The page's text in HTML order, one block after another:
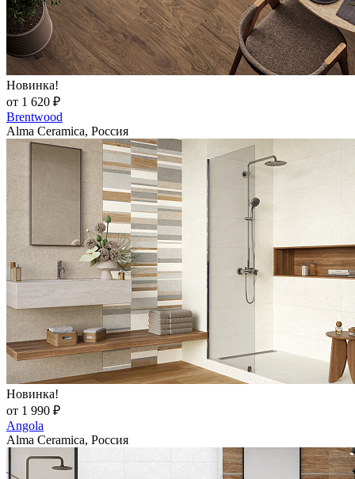
Новинка!
от 1 620 ₽
Brentwood
Alma Ceramica, Россия
Новинка!
от 1 990 ₽
Angola
Alma Ceramica, Россия